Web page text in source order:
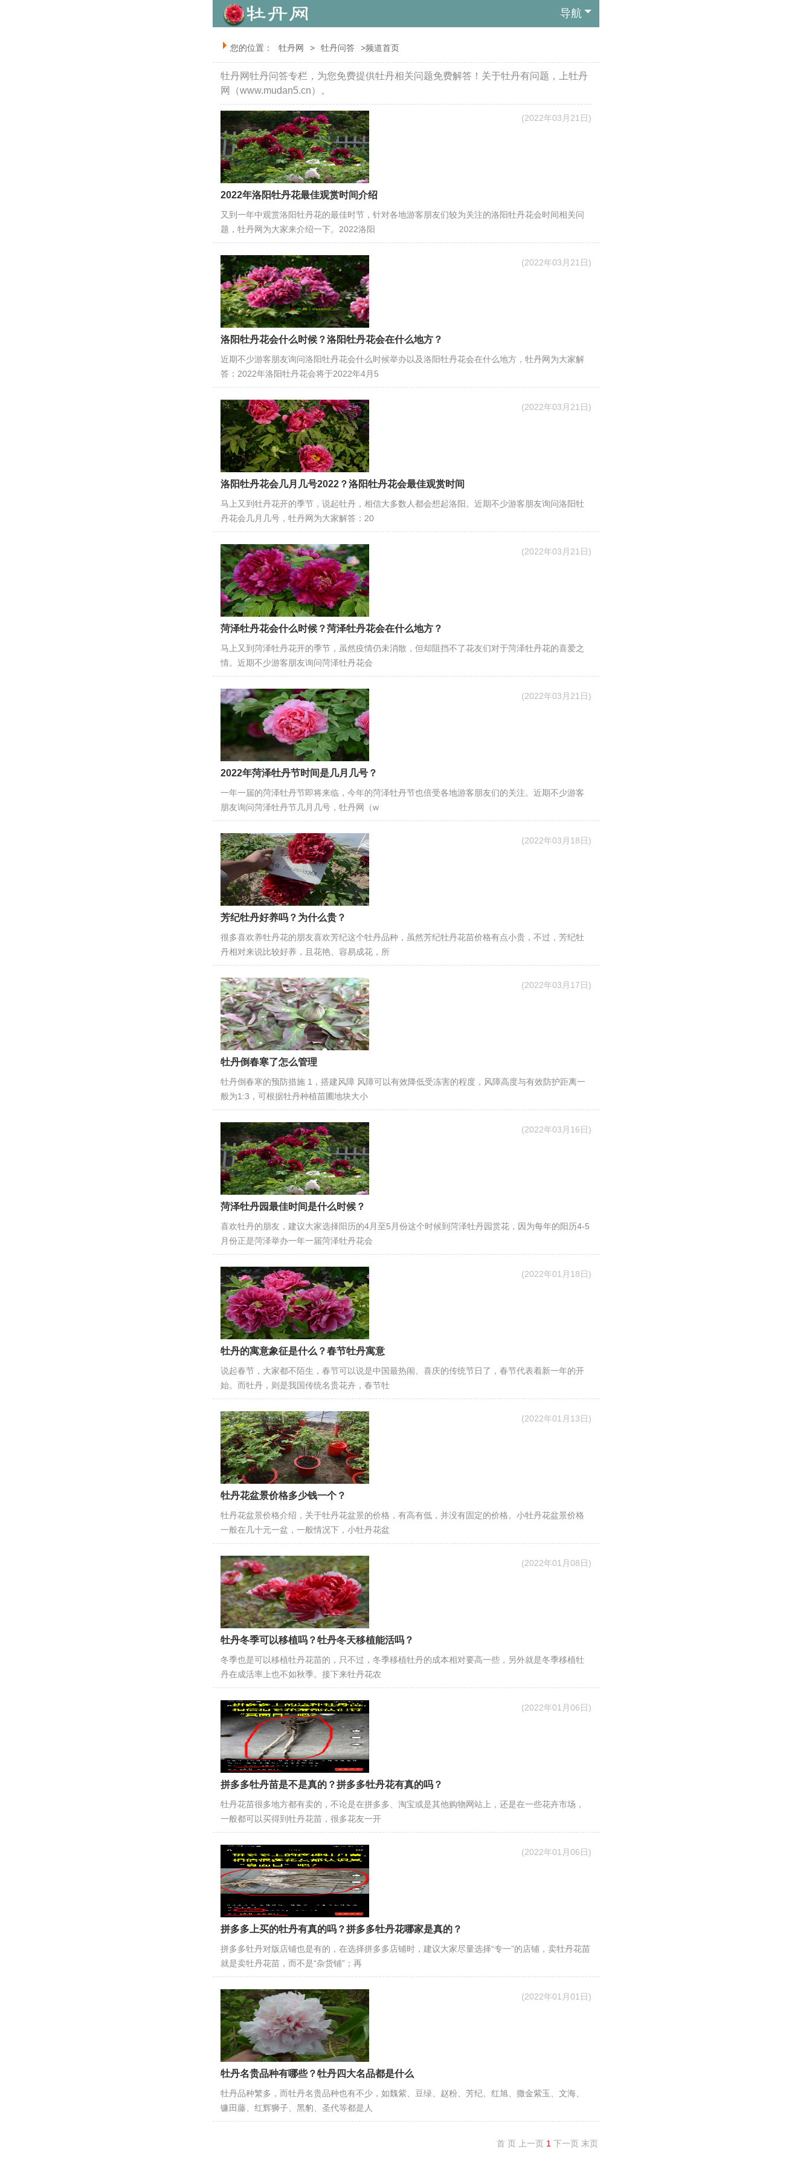
导航
您的位置： 牡丹网 > 牡丹问答 >频道首页
牡丹网牡丹问答专栏，为您免费提供牡丹相关问题免费解答！关于牡丹有问题，上牡丹
网（www.mudan5.cn）。
(2022年03月21日)
2022年洛阳牡丹花最佳观赏时间介绍
又到一年中观赏洛阳牡丹花的最佳时节，针对各地游客朋友们较为关注的洛阳牡丹花会时间相关问
题，牡丹网为大家来介绍一下。2022洛阳
(2022年03月21日)
洛阳牡丹花会什么时候？洛阳牡丹花会在什么地方？
近期不少游客朋友询问洛阳牡丹花会什么时候举办以及洛阳牡丹花会在什么地方，牡丹网为大家解
答：2022年洛阳牡丹花会将于2022年4月5
(2022年03月21日)
洛阳牡丹花会几月几号2022？洛阳牡丹花会最佳观赏时间
​马上又到牡丹花开的季节，说起牡丹，相信大多数人都会想起洛阳。近期不少游客朋友询问洛阳牡
丹花会几月几号，牡丹网为大家解答：20
(2022年03月21日)
菏泽牡丹花会什么时候？菏泽牡丹花会在什么地方？
马上又到菏泽牡丹花开的季节，虽然疫情仍未消散，但却阻挡不了花友们对于菏泽牡丹花的喜爱之
情。近期不少游客朋友询问菏泽牡丹花会
(2022年03月21日)
2022年菏泽牡丹节时间是几月几号？
一年一届的菏泽牡丹节即将来临，今年的菏泽牡丹节也倍受各地游客朋友们的关注。近期不少游客
朋友询问菏泽牡丹节几月几号，牡丹网（w
(2022年03月18日)
芳纪牡丹好养吗？为什么贵？
很多喜欢养牡丹花的朋友喜欢芳纪这个牡丹品种，虽然芳纪牡丹花苗价格有点小贵，不过，芳纪牡
丹相对来说比较好养，且花艳、容易成花，所
(2022年03月17日)
牡丹倒春寒了怎么管理
牡丹倒春寒的预防措施 1，搭建风障 风障可以有效降低受冻害的程度，风障高度与有效防护距离一
般为1:3，可根据牡丹种植苗圃地块大小
(2022年03月16日)
菏泽牡丹园最佳时间是什么时候？
喜欢牡丹的朋友，建议大家选择阳历的4月至5月份这个时候到菏泽牡丹园赏花，因为每年的阳历4-5
月份正是菏泽举办一年一届菏泽牡丹花会
(2022年01月18日)
牡丹的寓意象征是什么？春节牡丹寓意
说起春节，大家都不陌生，春节可以说是中国最热闹、喜庆的传统节日了，春节代表着新一年的开
始。而牡丹，则是我国传统名贵花卉，春节牡
(2022年01月13日)
牡丹花盆景价格多少钱一个？
牡丹花盆景价格介绍，关于牡丹花盆景的价格，有高有低，并没有固定的价格。小牡丹花盆景价格
一般在几十元一盆，一般情况下，小牡丹花盆
(2022年01月08日)
牡丹冬季可以移植吗？牡丹冬天移植能活吗？
冬季也是可以移植牡丹花苗的，只不过，冬季移植牡丹的成本相对要高一些，另外就是冬季移植牡
丹在成活率上也不如秋季。接下来牡丹花农
(2022年01月06日)
拼多多牡丹苗是不是真的？拼多多牡丹花有真的吗？
牡丹花苗很多地方都有卖的，不论是在拼多多、淘宝或是其他购物网站上，还是在一些花卉市场，
一般都可以买得到牡丹花苗，很多花友一开
(2022年01月06日)
拼多多上买的牡丹有真的吗？拼多多牡丹花哪家是真的？
拼多多牡丹对版店铺也是有的，在选择拼多多店铺时，建议大家尽量选择“专一”的店铺，卖牡丹花苗
就是卖牡丹花苗，而不是“杂货铺”；再
(2022年01月01日)
牡丹名贵品种有哪些？牡丹四大名品都是什么
牡丹品种繁多，而牡丹名贵品种也有不少，如魏紫、豆绿、赵粉、芳纪、红旭、撒金紫玉、文海、
镰田藤、红辉狮子、黑豹、圣代等都是人
首 页 上一页 1 下一页 末页